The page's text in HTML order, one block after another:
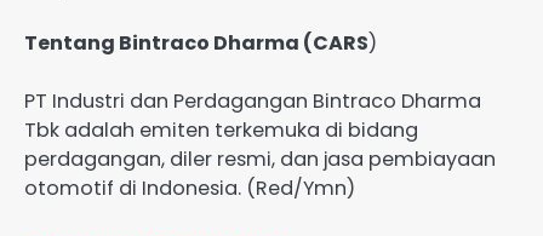
Tentang Bintraco Dharma (CARS)
PT Industri dan Perdagangan Bintraco Dharma
Tbk adalah emiten terkemuka di bidang
perdagangan, diler resmi, dan jasa pembiayaan
otomotif di Indonesia. (Red/Ymn)